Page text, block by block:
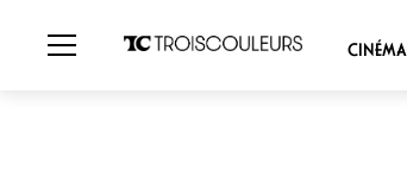
CINÉMA